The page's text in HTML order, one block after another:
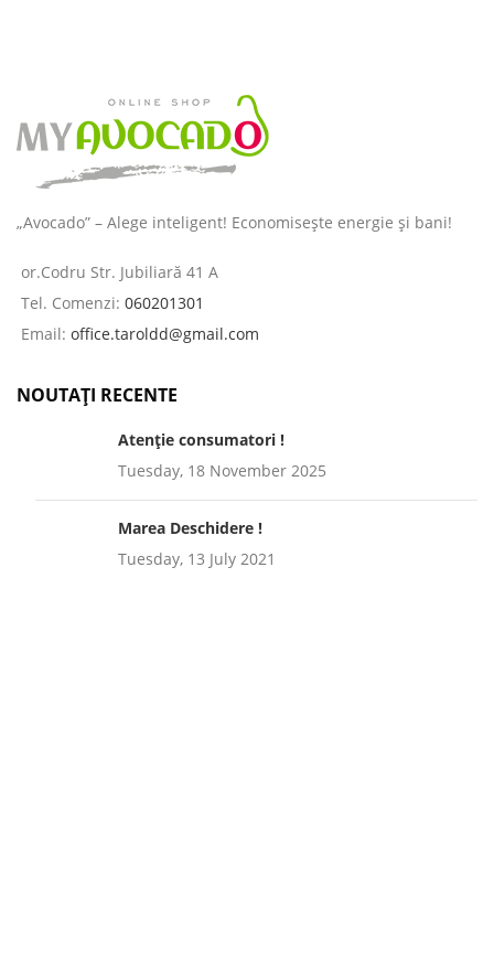
„Avocado” – Alege inteligent! Economisește energie și bani!
or.Codru Str. Jubiliară 41 A
Tel. Comenzi: 060201301
Email: office.taroldd@gmail.com
NOUTAȚI RECENTE
Atenție consumatori !
Tuesday, 18 November 2025
Marea Deschidere !
Tuesday, 13 July 2021